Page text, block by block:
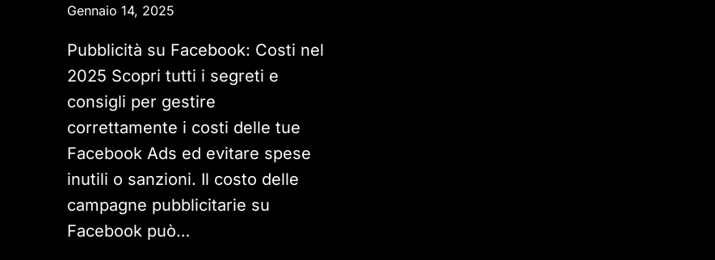
Gennaio 14, 2025
Pubblicità su Facebook: Costi nel
2025 Scopri tutti i segreti e
consigli per gestire
correttamente i costi delle tue
Facebook Ads ed evitare spese
inutili o sanzioni. Il costo delle
campagne pubblicitarie su
Facebook può…